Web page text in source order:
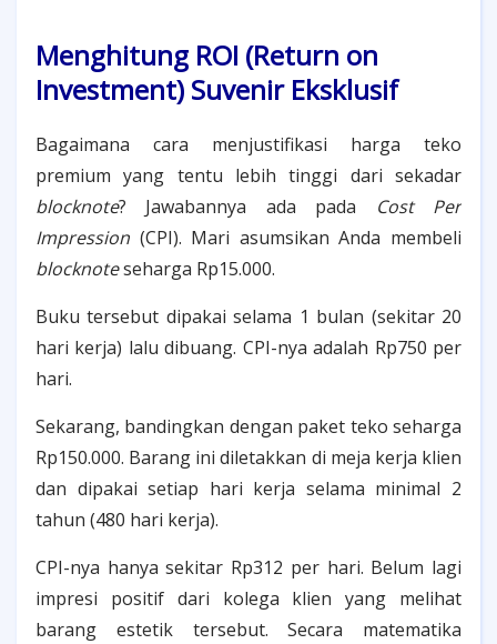
Menghitung ROI (Return on
Investment) Suvenir Eksklusif
Bagaimana cara menjustifikasi harga teko
premium yang tentu lebih tinggi dari sekadar
blocknote? Jawabannya ada pada
Cost Per
Impression (CPI). Mari asumsikan Anda membeli
blocknoteseharga Rp15.000.
Buku tersebut dipakai selama 1 bulan (sekitar 20
hari kerja) lalu dibuang. CPI-nya adalah Rp750 per
hari.
Sekarang, bandingkan dengan paket teko seharga
Rp150.000. Barang ini diletakkan di meja kerja klien
dan dipakai setiap hari kerja selama minimal 2
tahun (480 hari kerja).
CPI-nya hanya sekitar Rp312 per hari. Belum lagi
impresi positif dari kolega klien yang melihat
barang estetik tersebut. Secara matematika